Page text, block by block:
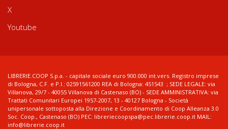
X
Youtube
LIBRERIE.COOP S.p.a. - capitale sociale euro 900.000 int.vers. Registro imprese
di Bologna, C.F. e P.I.: 02591561200 REA di Bologna: 451543 ; SEDE LEGALE: via
Villanova, 29/7 - 40055 Villanova di Castenaso (BO) - SEDE AMMINISTRATIVA: via
Trattati Comunitari Europei 1957-2007, 13 - 40127 Bologna - Società
unipersonale sottoposta alla Direzione e Coordinamento di Coop Alleanza 3.0
Soc. Coop., Castenaso (BO) PEC: libreriecoopspa@pec.librerie.coop.it MAIL:
info@librerie.coop.it